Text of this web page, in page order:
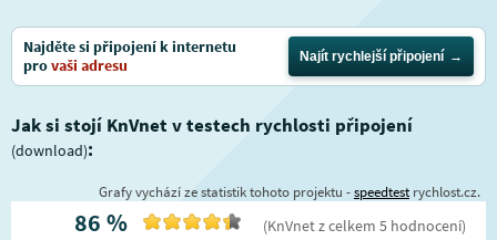
Najděte si připojení k internetu
provaši adresu Najít rychlejší připojení
Jak si stojí KnVnet v testech rychlosti připojení
(download):
Grafy vychází ze statistik tohoto projektu -speedtestrychlost.cz.
86 % (KnVnetz celkem 5 hodnocení)